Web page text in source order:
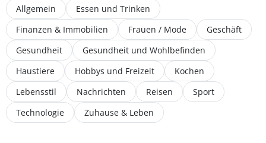
Allgemein
Essen und Trinken
Finanzen & Immobilien
Frauen / Mode
Geschäft
Gesundheit
Gesundheit und Wohlbefinden
Haustiere
Hobbys und Freizeit
Kochen
Lebensstil
Nachrichten Reisen
Sport
Technologie
Zuhause & Leben